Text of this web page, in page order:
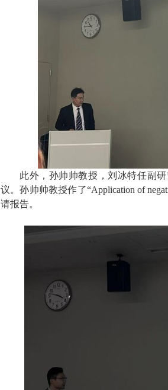
此外，孙帅帅教授，刘冰特任副
议。孙帅帅教授作了“Application of
请报告。